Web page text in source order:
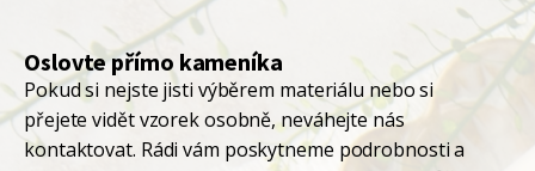
Oslovte přímo kameníka
Pokud si nejste jisti výběrem materiálu nebo si
přejete vidět vzorek osobně, neváhejte nás
kontaktovat. Rádi vám poskytneme podrobnosti a